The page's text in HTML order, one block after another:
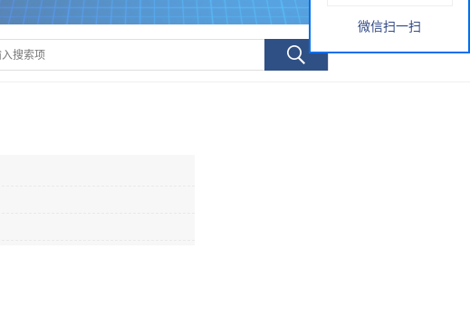
微信扫一扫